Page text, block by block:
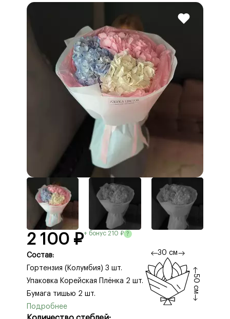
2 100 ₽+ бонус 210 ₽ ?
Состав:
Гортензия (Колумбия) 3 шт.
Упаковка Корейская Плёнка 2 шт.
Бумага тишью 2 шт.
30 см
50 см